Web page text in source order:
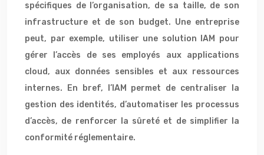
spécifiques de l’organisation, de sa taille, de son
infrastructure et de son budget. Une entreprise
peut, par exemple, utiliser une solution IAM pour
gérer l’accès de ses employés aux applications
cloud, aux données sensibles et aux ressources
internes. En bref, l’IAM permet de centraliser la
gestion des identités, d’automatiser les processus
d’accès, de renforcer la sûreté et de simplifier la
conformité réglementaire.